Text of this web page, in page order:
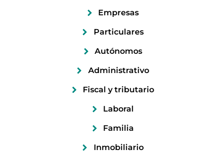
Empresas
Particulares
Autónomos
Administrativo
Fiscal y tributario
Laboral
Familia
Inmobiliario